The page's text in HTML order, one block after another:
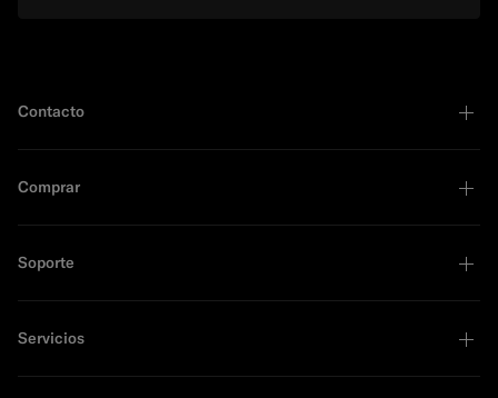
Contacto
Comprar
Soporte
Servicios